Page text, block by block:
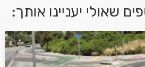
דיוור במייל ושימוש בפרטים בהתאם
שאולי יעניינו אותך: